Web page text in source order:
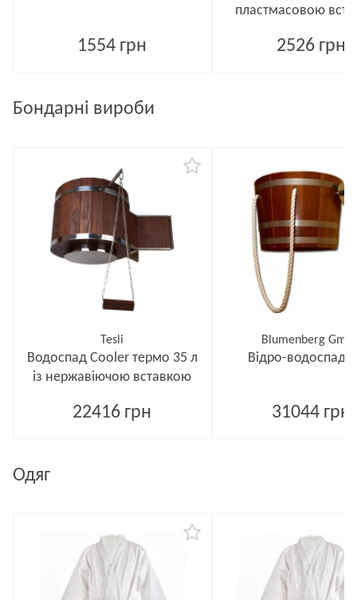
1554 грн
пластмасовою
2526 грн
Бондарні вироби
Tesli
Водоспад Cooler термо 35 л
із нержавіючою вставкою
22416 грн
Blumenberg
Відро-водоспад
31044 грн
Одяг